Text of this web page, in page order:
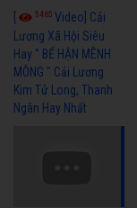
5465 Video] Cải
Lương Xã Hội Siêu
Hay " BỂ HẬN MÊNH
MÔNG " Cải Lương
Kim Tử Long, Thanh
Ngân Hay Nhất